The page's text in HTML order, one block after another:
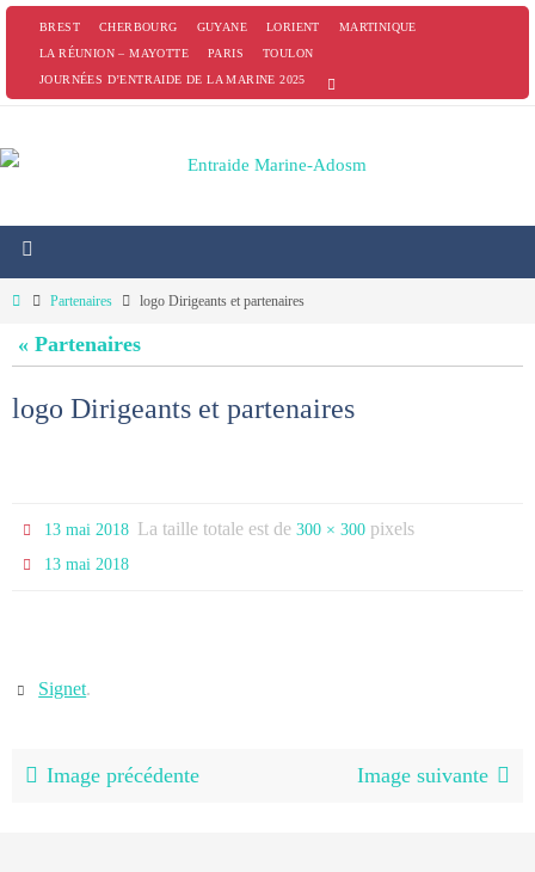
PasserBREST CHERBOURG GUYANE LORIENT
MARTINIQUE
LA RÉUNION – MAYOTTE
PARIS
TOULON
JOURNÉES D’ENTRAIDE DE LA MARINE 2025
HomePartenaires logo Dirigeants et partenaires
« Partenaires
logo Dirigeants et partenaires
13 mai 2018 La taille totale est de300 × 300 pixels
13 mai 2018
Signet.
Image précédente Image suivante